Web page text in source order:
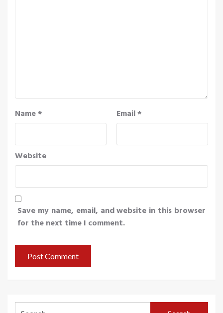
Name* Email*
Website
Save my name, email, and website in this browser
for the next time I comment.